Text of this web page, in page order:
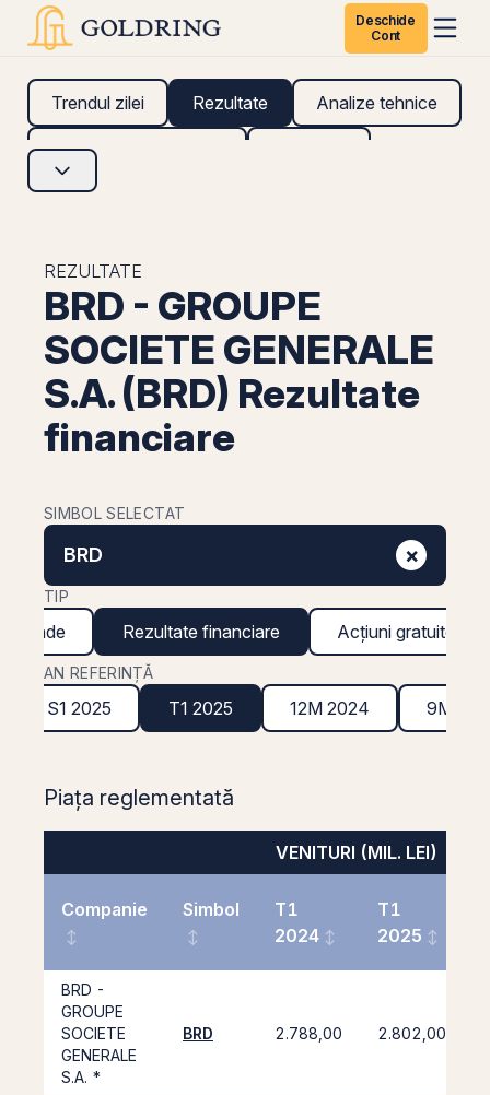
Deschide
Cont
Trendul zilei Rezultate Analize tehnice
Analize fundamentale
REZULTATE
BRD - GROUPE
SOCIETE GENERALE
S.A. (BRD) Rezultate
financiare
SIMBOL SELECTAT
BRD ×
TIP
Rezultate financiare Acțiuni gratuite
AN REFERINȚĂ
S1 2025 T1 2025 12M 2024 9M
Piața reglementată
VENITURI (MIL. LEI)
Companie Simbol
T1
2024
T1
2025
BRD -
GROUPE
SOCIETE
GENERALE
S.A. *
BRD 2.788,00 2.802,00